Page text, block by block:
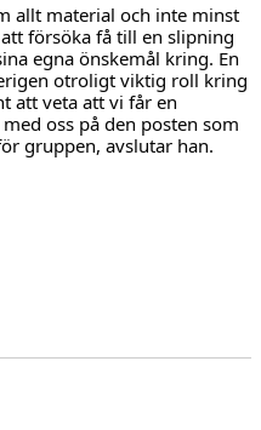
allt material och inte minst
försöka få till en slipning
egna önskemål kring. En
otroligt viktig roll kring
att veta att vi får en
oss på den posten som
gruppen, avslutar han.